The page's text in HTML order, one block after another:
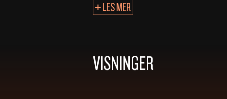
LES MER
VISNINGER